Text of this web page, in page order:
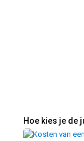
Hoe kies je de